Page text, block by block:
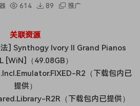
614 89 推广
关联资源
法] Synthogy Ivory II Grand Pianos
[WiN]（49.08GB）
R2（下载包内已
提供）
R2R（下载包内已提供）